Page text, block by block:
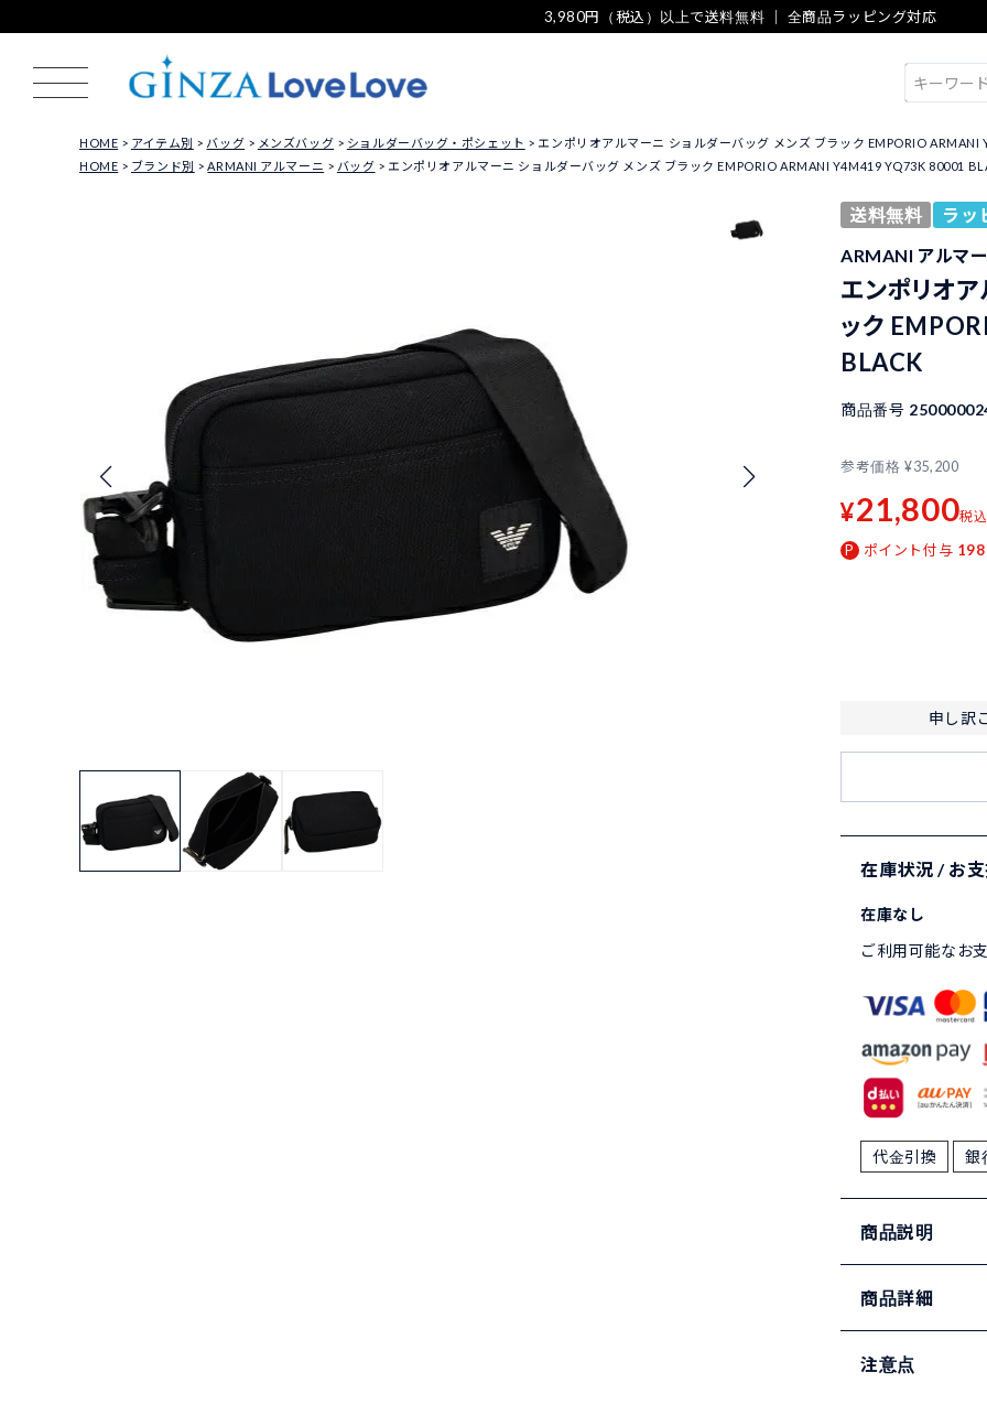
3,980円（税込）以上で送料無料 ｜ 全商品ラッピング対応
HOME アイテム別 バッグ メンズバッグ ショルダーバッグ・ポシェット
エンポリオアルマーニ ショルダーバッグ メンズ ブラック EMPORIO
HOME
ブランド別 ARMANI アルマーニ バッグ エンポリオアルマーニ ショルダーバッグ メンズ ブラック EMPORIO ARMANI Y4M419 YQ73K 80001
送料無料
ラッ
ARMANI アルマ
エンポリオ
ック
BLACK
商品番号
参考価格 ¥35,200
¥21,800税込
ポイント付与 198
申し訳
在庫状況 / お
在庫なし
ご利用可能なお
代金引換 銀
商品説明
商品詳細
注意点